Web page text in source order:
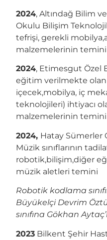
2024, Altındağ Bilim
Okulu Bilişim
tefrişi, gerekli
malzemelerinin temini
2024, Etimesgut Özel
eğitim verilmekte
içecek,mobilya, iç
teknolojileri) ihtiyacı
malzemelerinin temini
2024, Hatay Sümerler
Müzik sınıflarının
robotik,bilişim,diğer
müzik aletleri temini
Robotik kodlama
Büyükelçi Devrim
sınıfına Gökhan
2023 Bilkent Şehir